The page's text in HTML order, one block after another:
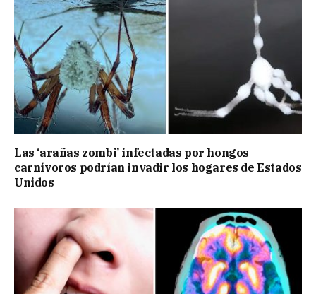
Las ‘arañas zombi’ infectadas por hongos
carnívoros podrían invadir los hogares de Estados
Unidos